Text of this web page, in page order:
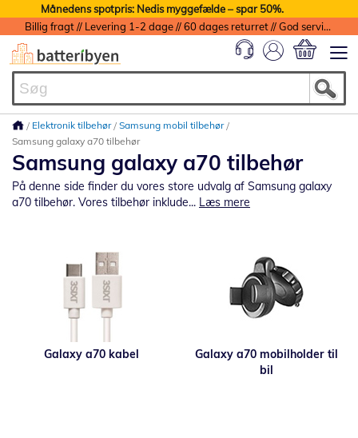
Månedens spotpris: Nedis myggefælde – spar 50%.
Billig fragt // Levering 1-2 dage // 60 dages returret // God service med garanti
Elektronik tilbehør Samsung mobil tilbehør
Samsung galaxy a70 tilbehør
Samsung galaxy a70 tilbehør
På denne side finder du vores store udvalg af Samsung galaxy
a70 tilbehør. Vores tilbehør inklude... Læs mere
Galaxy a70 kabel
Galaxy a70 mobilholder til
bil